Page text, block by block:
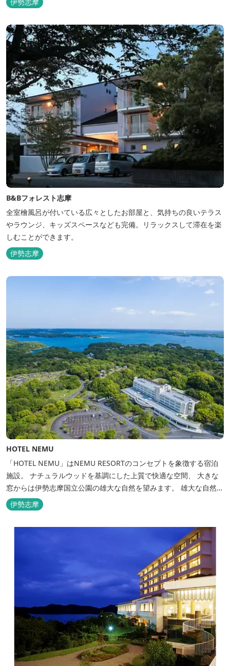
伊勢志摩
B&Bフォレスト志摩
全室檜風呂が付いている広々としたお部屋と、気持ちの良いテラス
やラウンジ、キッズスペースなども完備。リラックスして滞在を楽
しむことができます。
伊勢志摩
HOTEL NEMU
「HOTEL NEMU」はNEMU RESORTのコンセプトを象徴する宿泊
施設。 ナチュラルウッドを基調にした上質で快適な空間、 大きな
窓からは伊勢志摩国立公園の雄大な自然を望みます。 雄大な自然を
肌で感じるアクティビティや、食材にこだわった旬のお料理、この
地に湧き出る温泉… ここでしかできない「伊勢志摩の恵みあふれ
伊勢志摩